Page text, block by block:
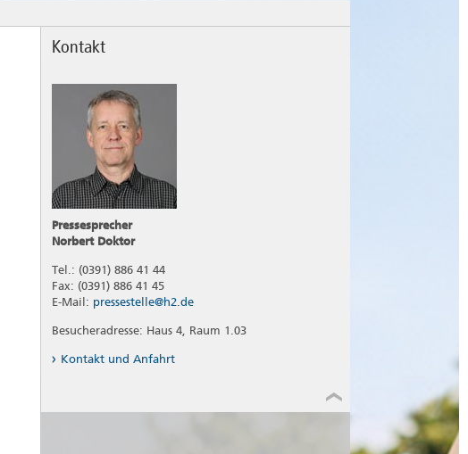
Kontakt
Pressesprecher
Norbert Doktor
Tel.: (0391) 886 41 44
Fax: (0391) 886 41 45
E-Mail: pressestelle@h2.de
Besucheradresse: Haus 4, Raum 1.03
Kontakt und Anfahrt